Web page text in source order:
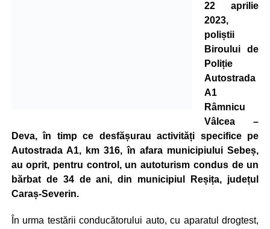
22 aprilie
2023,
poliștii
Biroului de
Poliție
Autostrada
A1
Râmnicu
Vâlcea –
Deva, în timp ce desfășurau activități specifice pe
Autostrada A1, km 316, în afara municipiului Sebeș,
au oprit, pentru control, un autoturism condus de un
bărbat de 34 de ani, din municipiul Reșița, județul
Caraș-Severin.
În urma testării conducătorului auto, cu aparatul drogtest,